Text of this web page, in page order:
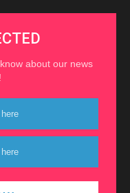
about our news